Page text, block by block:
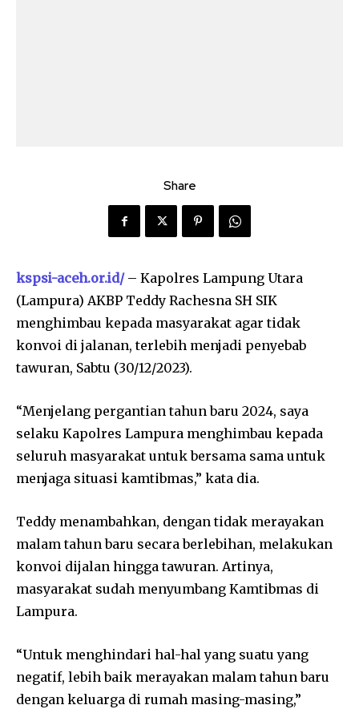
Share
kspsi-aceh.or.id/– Kapolres Lampung Utara
(Lampura) AKBP Teddy Rachesna SH SIK
menghimbau kepada masyarakat agar tidak
konvoi di jalanan, terlebih menjadi penyebab
tawuran, Sabtu (30/12/2023).
“Menjelang pergantian tahun baru 2024, saya
selaku Kapolres Lampura menghimbau kepada
seluruh masyarakat untuk bersama sama untuk
menjaga situasi kamtibmas,” kata dia.
Teddy menambahkan, dengan tidak merayakan
malam tahun baru secara berlebihan, melakukan
konvoi dijalan hingga tawuran. Artinya,
masyarakat sudah menyumbang Kamtibmas di
Lampura.
“Untuk menghindari hal-hal yang suatu yang
negatif, lebih baik merayakan malam tahun baru
dengan keluarga di rumah masing-masing,”